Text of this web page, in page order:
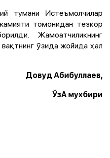
тумани Истеъмолчилар
томонидан тезкор
Жамоатчиликнинг
ўзида жойида ҳал
Довуд Абибуллаев,
ЎзА мухбири